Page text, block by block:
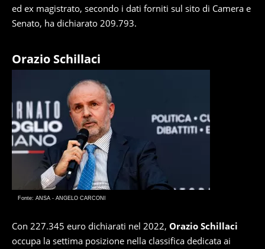
ed ex magistrato, secondo i dati forniti sul sito di Camera e
Senato, ha dichiarato 209.793.
Orazio Schillaci
Fonte: ANSA - ANGELO CARCONI
Con 227.345 euro dichiarati nel 2022, Orazio Schillaci
occupa la settima posizione nella classifica dedicata ai